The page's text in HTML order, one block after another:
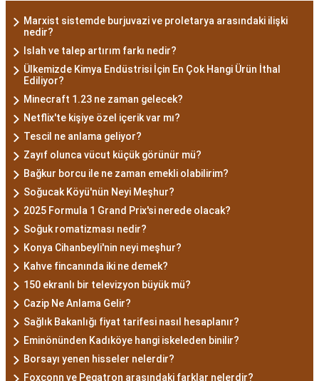
Marxist sistemde burjuvazi ve proletarya arasındaki ilişki
nedir?
Islah ve talep artırım farkı nedir?
Ülkemizde Kimya Endüstrisi İçin En Çok Hangi Ürün İthal
Ediliyor?
Minecraft 1.23 ne zaman gelecek?
Netflix'te kişiye özel içerik var mı?
Tescil ne anlama geliyor?
Zayıf olunca vücut küçük görünür mü?
Bağkur borcu ile ne zaman emekli olabilirim?
Soğucak Köyü'nün Neyi Meşhur?
2025 Formula 1 Grand Prix'si nerede olacak?
Soğuk romatizması nedir?
Konya Cihanbeyli'nin neyi meşhur?
Kahve fincanında iki ne demek?
150 ekranlı bir televizyon büyük mü?
Cazip Ne Anlama Gelir?
Sağlık Bakanlığı fiyat tarifesi nasıl hesaplanır?
Eminönünden Kadıköye hangi iskeleden binilir?
Borsayı yenen hisseler nelerdir?
Foxconn ve Pegatron arasındaki farklar nelerdir?